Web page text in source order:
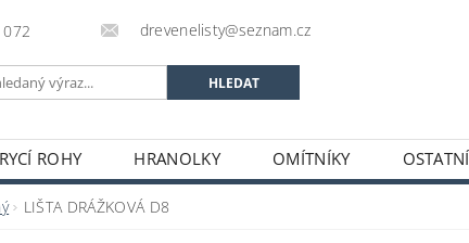
drevenelisty@seznam.cz
ROHY HRANOLKY OMÍTNÍKY OSTATNÍ
CZ/SK PODMÍNKY OCHRANY OSOBNÍCH ÚDAJŮ
LIŠTA DRÁŽKOVÁ D8